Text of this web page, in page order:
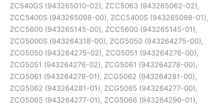
ZC540GS (943265010-02), ZCC5063 (943265062-02),
ZCC5400S (943265098-00), ZCC5400S (943265098-01),
ZCC5600 (943265145-00), ZCC5600 (943265145-01),
ZCG5000S (943264318-00), ZCG5050 (943264275-00),
ZCG5050 (943264275-02), ZCG5051 (943264276-00),
ZCG5051 (943264276-02), ZCG5061 (943264278-00),
ZCG5061 (943264278-01), ZCG5062 (943264281-00),
ZCG5062 (943264281-01), ZCG5065 (943264277-00),
ZCG5065 (943264277-01), ZCG5066 (943264290-01),